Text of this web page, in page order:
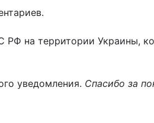
РФ на территории Украины,
уведомления. Спасибо за